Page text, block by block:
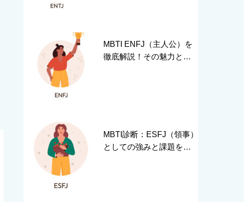
MBTI ENFJ（主人公）を
徹底解説！その魅力と特
MBTI診断：ESFJ（領事）
としての強みと課題を知